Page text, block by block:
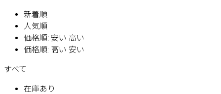
新着順
人気順
価格順: 安い 高い
価格順: 高い 安い
すべて
在庫あり